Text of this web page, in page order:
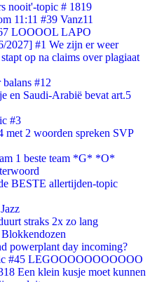
nooit'-topic # 1819
11:11 #39 Vanz11
LOOOOL LAPO
2027] #1 We zijn er weer
op na claims over plagiaat
#12
en Saudi-Arabië bevat art.5
#3
met 2 woorden spreken SVP
1 beste team *G* *O*
BESTE allertijden-topic
straks 2x zo lang
powerplant day incoming?
#45 LEGOOOOOOOOOOO
Een klein kusje moet kunnen